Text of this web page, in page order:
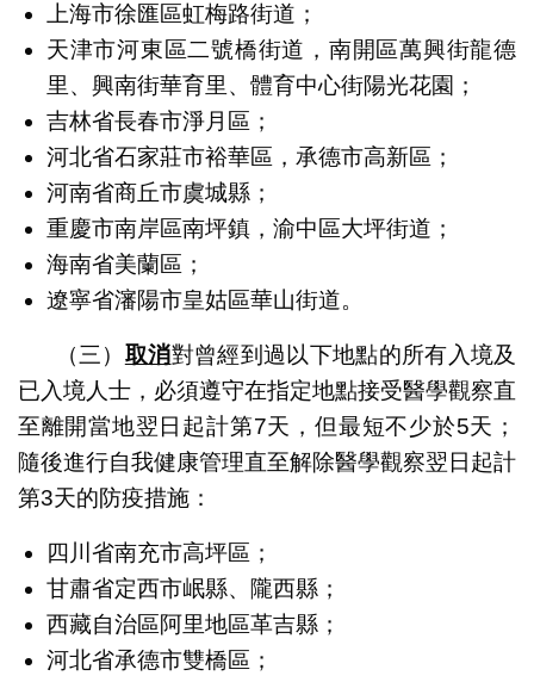
上海市徐匯區虹梅路街道；
天津市河東區二號橋街道，南開區萬興街龍德
里、興南街華育里、體育中心街陽光花園；
吉林省長春市淨月區；
河北省石家莊市裕華區，承德市高新區；
河南省商丘市虞城縣；
重慶市南岸區南坪鎮，渝中區大坪街道；
海南省美蘭區；
遼寧省瀋陽市皇姑區華山街道。
（三） 取消對曾經到過以下地點的所有入境及
已入境人士，必須遵守在指定地點接受醫學觀察直
至離開當地翌日起計第7天，但最短不少於5天；
隨後進行自我健康管理直至解除醫學觀察翌日起計
第3天的防疫措施：
四川省南充市高坪區；
甘肅省定西市岷縣、隴西縣；
西藏自治區阿里地區革吉縣；
河北省承德市雙橋區；